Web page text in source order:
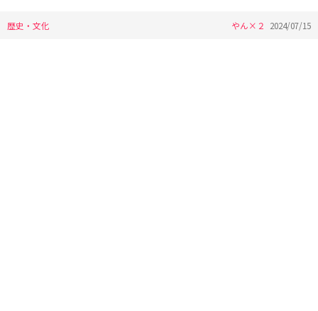
歴史・文化 やん×２ 2024/07/15